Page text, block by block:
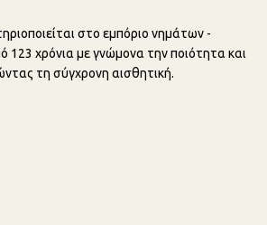
στο εμπόριο νημάτων -
χρόνια με γνώμονα την ποιότητα και
τη σύγχρονη αισθητική.